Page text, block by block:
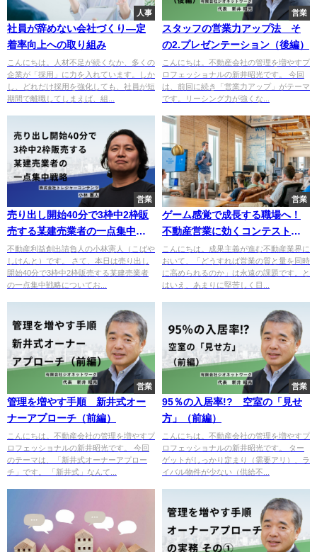
人事
社員が辞めない会社づくり—定
着率向上への取り組み
こんにちは。人材不足が続くなか、多くの
企業が「採用」に力を入れています。しか
し、どれだけ採用を強化しても、社員が短
期間で離職してしまえば、組...
営業
スタッフの営業力アップ法 そ
の2.プレゼンテーション（後編）
こんにちは。不動産会社の管理を増やすプ
ロフェッショナルの新井昭光です。 今回
は、前回に続き「営業力アップ」がテーマ
です。リーシング力が強くな...
営業
売り出し開始40分で3枠中2枠販
売する某建売業者の一点集中戦
略
不動産利益創出請負人の小林憲人（こばや
しけんと）です。 さて、本日は売り出し
開始40分で3枠中2枠販売する某建売業者
の一点集中戦略についてお...
営業
ゲーム感覚で成長する職場へ！
不動産営業に効くコンテストの
すすめ
こんにちは。成果主義が進む不動産業界に
おいて、「どうすれば営業の質と量を同時
に高められるのか」は永遠の課題です。と
はいえ、あまりに堅苦しく目...
営業
管理を増やす手順 新井式オー
ナーアプローチ（前編）
こんにちは。不動産会社の管理を増やすプ
ロフェッショナルの新井昭光です。 今回
のテーマは、「新井式オーナーアプロー
チ」です。 「新井式」なんて...
営業
95％の入居率!? 空室の「見せ
方」（前編）
こんにちは。不動産会社の管理を増やすプ
ロフェッショナルの新井昭光です。 ター
ゲットがしっかり定まり（需要アリ）、ラ
イバル物件が少ない（供給不...